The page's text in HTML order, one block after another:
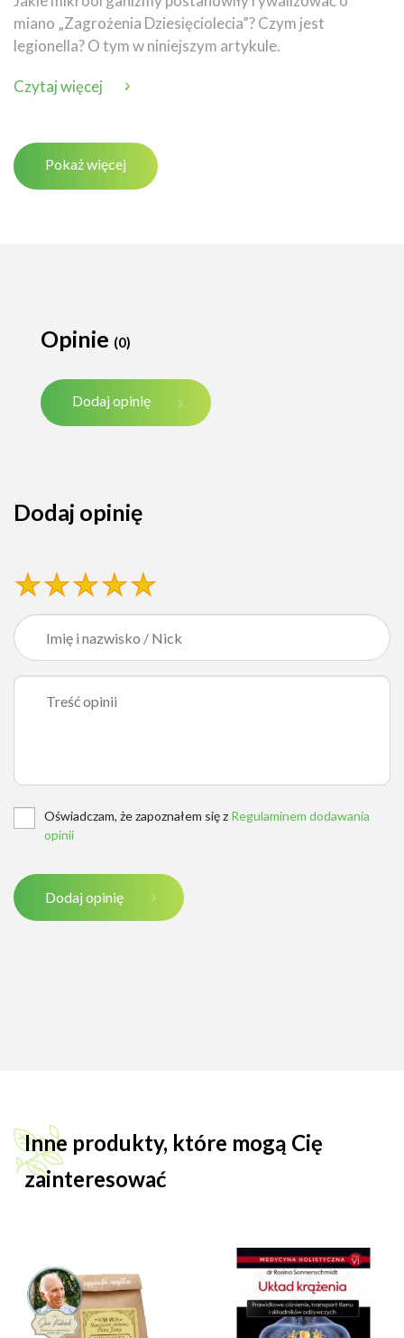
miano „Zagrożenia Dziesięciolecia”? Czym jest
legionella? O tym w niniejszym artykule.
Czytaj więcej
Pokaż więcej
Opinie (0)
Dodaj opinię
Dodaj opinię
Oświadczam, że zapoznałem się z Regulaminem dodawania
opinii
Dodaj opinię
Inne produkty, które mogą Cię
zainteresować